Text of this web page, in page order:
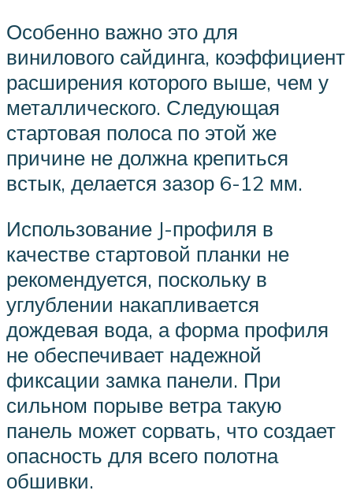
Особенно важно это для
винилового сайдинга, коэффициент
расширения которого выше, чем у
металлического. Следующая
стартовая полоса по этой же
причине не должна крепиться
встык, делается зазор 6-12 мм.
Использование J-профиля в
качестве стартовой планки не
рекомендуется, поскольку в
углублении накапливается
дождевая вода, а форма профиля
не обеспечивает надежной
фиксации замка панели. При
сильном порыве ветра такую
панель может сорвать, что создает
опасность для всего полотна
обшивки.